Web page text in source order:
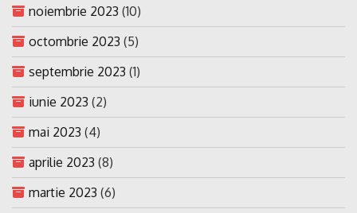
noiembrie 2023 (10)
octombrie 2023 (5)
septembrie 2023 (1)
iunie 2023 (2)
mai 2023 (4)
aprilie 2023 (8)
martie 2023 (6)